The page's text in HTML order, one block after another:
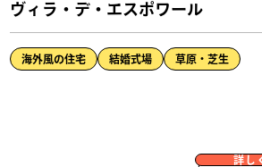
ヴィラ・デ・エスポワール
海外風の住宅 結婚式場 草原・芝生
詳し